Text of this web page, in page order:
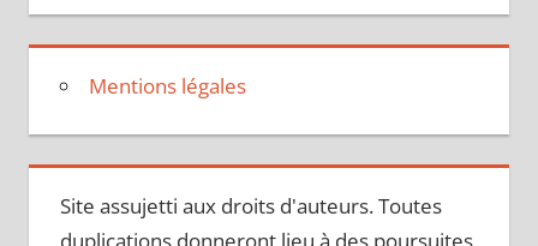
Mentions légales
Site assujetti aux droits d'auteurs. Toutes